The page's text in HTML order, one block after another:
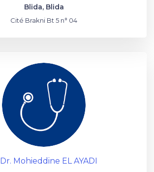
Blida, Blida
Cité Brakni Bt 5 n° 04
Dr. Mohieddine EL AYADI